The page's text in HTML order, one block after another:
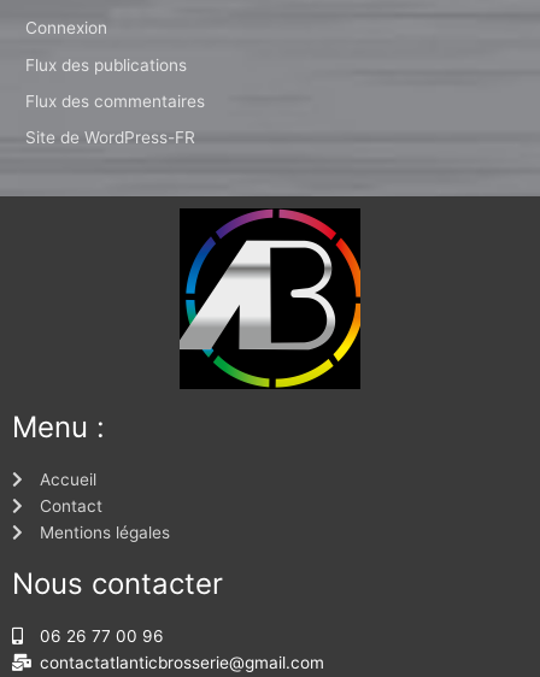
Connexion
Flux des publications
Flux des commentaires
Site de WordPress-FR
Menu :
Accueil
Contact
Mentions légales
Nous contacter
06 26 77 00 96
contactatlanticbrosserie@gmail.com